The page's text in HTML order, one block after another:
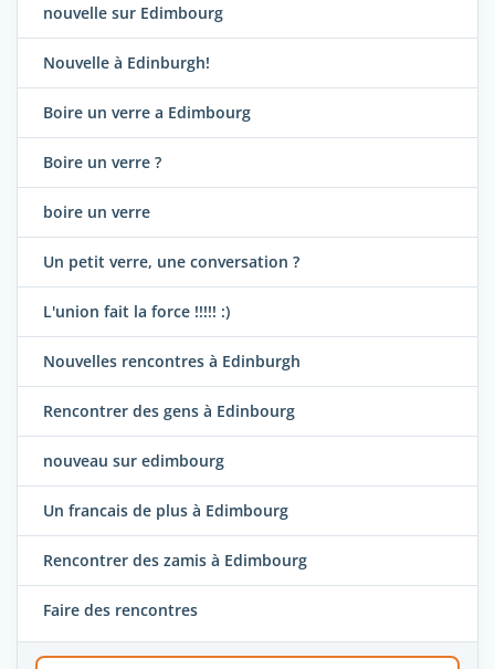
nouvelle sur Edimbourg
Nouvelle à Edinburgh!
Boire un verre a Edimbourg
Boire un verre ?
boire un verre
Un petit verre, une conversation ?
L'union fait la force !!!!! :)
Nouvelles rencontres à Edinburgh
Rencontrer des gens à Edinbourg
nouveau sur edimbourg
Un francais de plus à Edimbourg
Rencontrer des zamis à Edimbourg
Faire des rencontres